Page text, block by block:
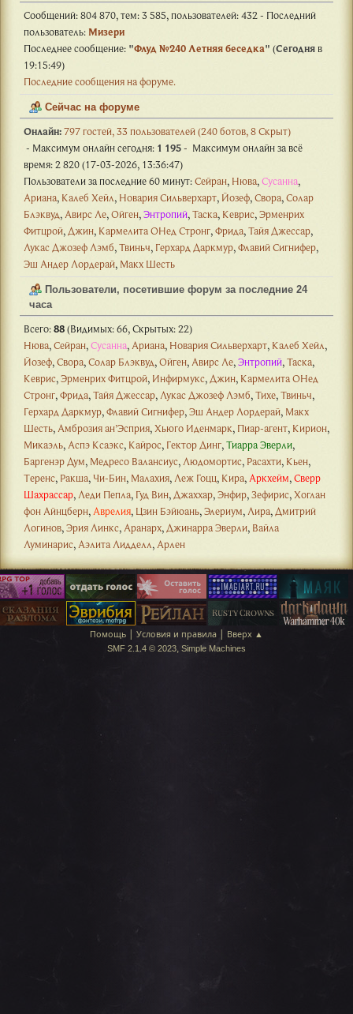
Сообщений: 804 870, тем: 3 585, пользователей: 432 - Последний
пользователь: Mизери
Последнее сообщение: "Флуд №240 Летняя беседка" (Сегодняв
19:15:49)
Последние сообщения на форуме.
Сейчас на форуме
Онлайн:797 гостей, 33 пользователей (240 ботов, 8 Скрыт)
- Максимум онлайн сегодня: 1 195- Максимум онлайн за всё
время: 2 820 (17-03-2026, 13:36:47)
Пользователи за последние 60 минут:Сейран, Нюва, Сусанна,
Ариана, Калеб Хейл, Новария Сильверхарт, Йозеф, Свора, Солар
Блэквуд, Авирс Ле, Ойген, Энтропий, Таска, Кеврис, Эрменрих
Фитцрой, Джин, Кармелита ОНед Стронг, Фрида, Тайя Джессар,
Лукас Джозеф Лэмб, Твиньч, Герхард Даркмур, Флавий Сигнифер,
Эш Андер Лордерай, Макх Шесть
Пользователи, посетившие форум за последние 24
часа
Всего:88(Видимых: 66, Скрытых: 22)
Нюва, Сейран, Сусанна, Ариана, Новария Сильверхарт, Калеб Хейл,
Йозеф, Свора, Солар Блэквуд, Ойген, Авирс Ле, Энтропий, Таска,
Кеврис, Эрменрих Фитцрой, Инфирмукс, Джин, Кармелита ОНед
Стронг, Фрида, Тайя Джессар, Лукас Джозеф Лэмб, Тихе, Твиньч,
Герхард Даркмур, Флавий Сигнифер, Эш Андер Лордерай, Макх
Шесть, Амброзия ан’Эсприя, Хьюго Иденмарк, Пиар-агент, Кирион,
Микаэль, Аспэ Ксаэкс, Кайрос, Гектор Динг, Тиарра Эверли,
Баргенэр Дум, Медресо Валансиус, Людомортис, Расахти, Кьен,
Теренс, Ракша, Чи-Бин, Малахия, Леж Гоцц, Кира, Аркхейм, Сверр
Шахрассар, Леди Пепла, Гуд Вин, Джаххар, Энфир, Зефирис, Хоглан
фон Айнцберн, Аврелия, Цзин Бэйюань, Элериум, Лира, Дмитрий
Логинов, Эрия Линкс, Аранарх, Джинарра Эверли, Вайла
Луминарис, Аэлита Лидделл, Арлен
Помощь | Условия и правила | Вверх ▲
SMF 2.1.4 © 2023, Simple Machines